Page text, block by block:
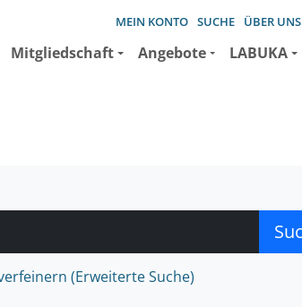
MEIN KONTO SUCHE ÜBER UNS
Mitgliedschaft Angebote LABUKA
(Erweiterte Suche)